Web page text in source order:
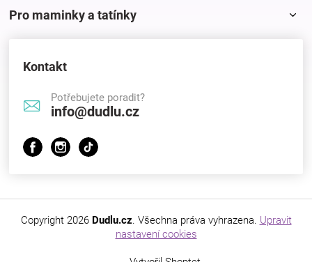
Pro maminky a tatínky
Kontakt
Potřebujete poradit?
info@dudlu.cz
Copyright 2026 Dudlu.cz. Všechna práva vyhrazena. Upravit
nastavení cookies